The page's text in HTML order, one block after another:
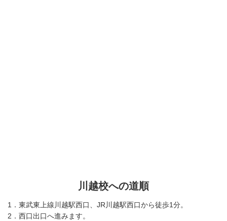
川越校への道順
1．東武東上線川越駅西口、JR川越駅西口から徒歩1分。
2．西口出口へ進みます。